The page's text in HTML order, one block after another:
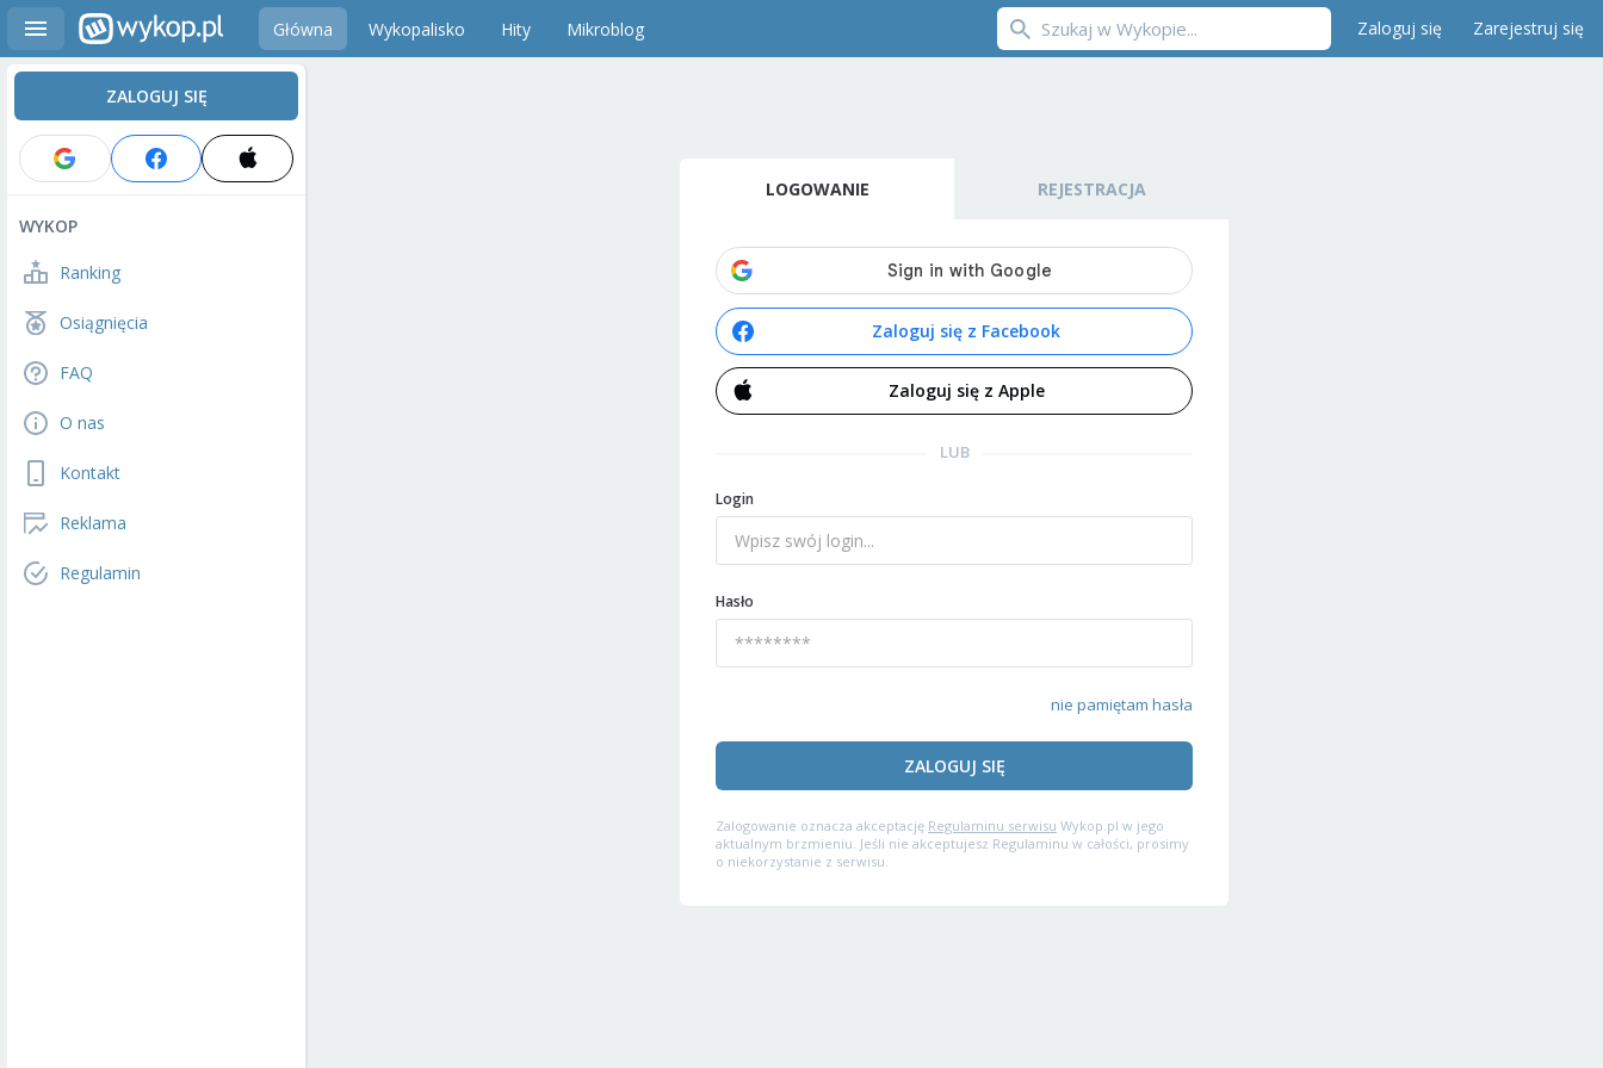
Główna Wykopalisko Hity Mikroblog Zaloguj się Zarejestruj się
ZALOGUJ SIĘ
WYKOP
Ranking
Osiągnięcia
FAQ
O nas
Kontakt
Reklama
Regulamin
LOGOWANIE REJESTRACJA
Zaloguj się z Facebook
Zaloguj się z Apple
LUB
Login
Hasło
nie pamiętam hasła
ZALOGUJ SIĘ
Zalogowanie oznacza akceptację Regulaminu serwisu Wykop.pl w jego
aktualnym brzmieniu. Jeśli nie akceptujesz Regulaminu w całości, prosimy
o niekorzystanie z serwisu.